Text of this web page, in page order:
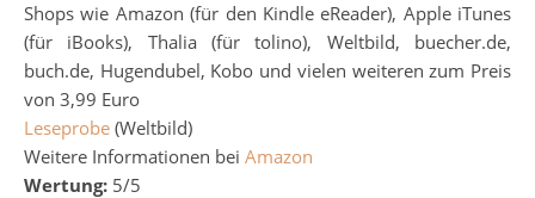
Shops wie Amazon (für den Kindle eReader), Apple iTunes
(für iBooks), Thalia (für tolino), Weltbild, buecher.de,
buch.de, Hugendubel, Kobo und vielen weiteren zum Preis
von 3,99 Euro
Leseprobe (Weltbild)
Weitere Informationen bei Amazon
Wertung: 5/5